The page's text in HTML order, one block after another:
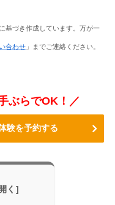
に基づき作成しています。万が一
合わせ 」までご連絡ください。
ぶらでOK！／
験を予約する